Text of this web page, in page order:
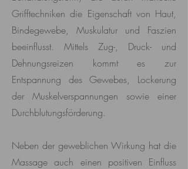
Grifftechniken die Eigenschaft von Haut,
Bindegewebe, Muskulatur und Faszien
beeinflusst. Mittels Zug-, Druck- und
Dehnungsreizen kommt es zur
Entspannung des Gewebes, Lockerung
der Muskelverspannungen sowie einer
Durchblutungsförderung.
Neben der geweblichen Wirkung hat die
Massage auch einen positiven Einfluss